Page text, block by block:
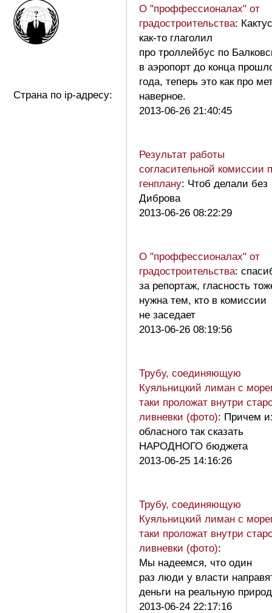
Страна по ip-адресу:
О "проффессионалах" от
градостроительства: Кактус
как-то глаголил
про троллейбус по
в аэропорт до конца
года, теперь это как про
наверное.
2013-06-26 21:40:45
Результат работы
согласительной комиссии
генплану: Чтоб делали без
Диброва
2013-06-26 08:22:29
О "проффессионалах" от
градостроительства:
за репортаж, гласность
нужна тем, кто в комиссии
не заседает
2013-06-26 08:19:56
Трубу, соединяющую
Куяльницкий лиман с
таки проложат внутри
ливневки (фото): Причем
обласного так сказать
НАРОДНОГО бюджета
2013-06-25 14:16:26
Трубу, соединяющую
Куяльницкий лиман с
таки проложат внутри
ливневки (фото):
Мы надеемся, что один
раз люди у власти
деньги на реальную
2013-06-24 22:17:16